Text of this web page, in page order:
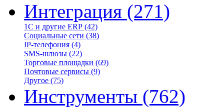
Интеграция (271)
1С и другие ERP (42)
Социальные сети (38)
IP-телефония (4)
SMS-шлюзы (22)
Торговые площадки (69)
Почтовые сервисы (9)
Другое (75)
Инструменты (762)